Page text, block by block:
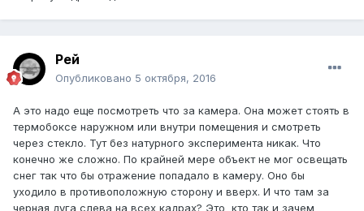
Рей
Опубликовано 5 октября, 2016
А это надо еще посмотреть что за камера. Она может стоять в
термобоксе наружном или внутри помещения и смотреть
через стекло. Тут без натурного эксперимента никак. Что
конечно же сложно. По крайней мере объект не мог освещать
снег так что бы отражение попадало в камеру. Оно бы
уходило в противоположную сторону и вверх. И что там за
черная дуга слева на всех кадрах? Это кто так и зачем